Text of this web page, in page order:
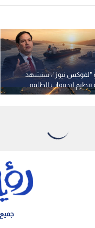
"لفوكس نيوز": سنشهد
تنظيم لتدفقات الطاقة
الاعتماد على مضيق هرمز
جميع